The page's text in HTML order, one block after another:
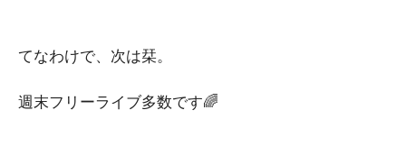
てなわけで、次は栞。
週末フリーライブ多数です🌈